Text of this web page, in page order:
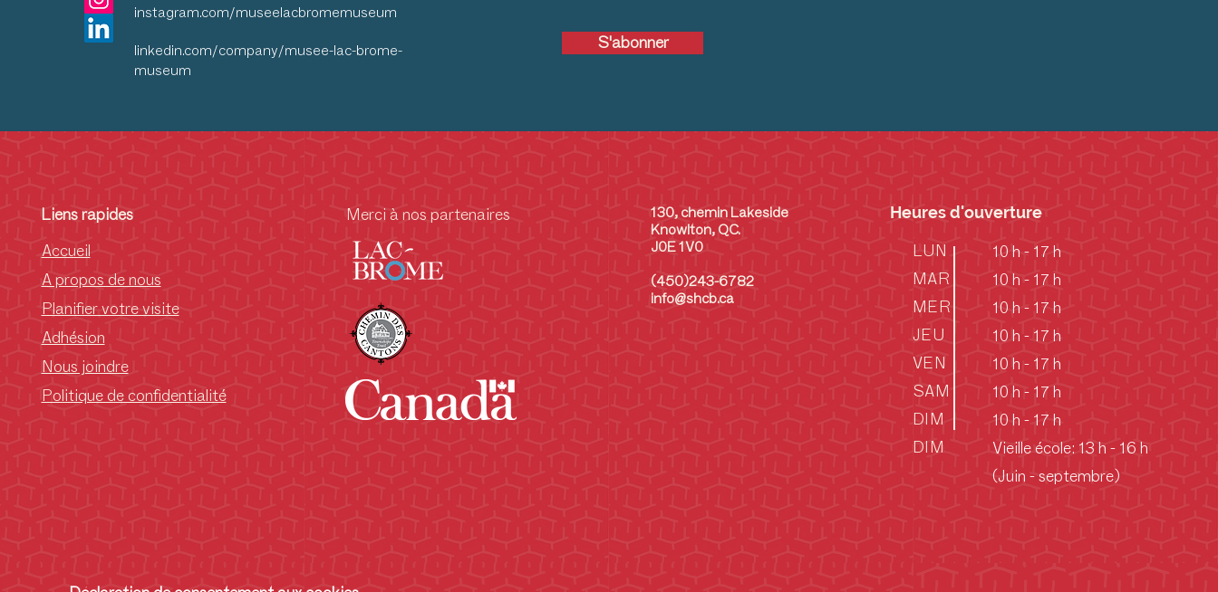
S'abonner
instagram.com/museelacbromemuseum
linkedin.com/company/musee-lac-brome-
museum
Liens rapides
Accueil
A propos de nous
Planifier votre visite
Adhésion
Nous joindre
Politique de confidentialité
Merci à nos partenaires
130, chemin Lakeside
Knowlton, QC.
J0E 1V0
(450)243-6782
info@shcb.ca
Heures d'ouverture
LUN
MAR
MER
JEU
VEN
SAM
DIM
DIM
10 h - 17 h
10 h - 17 h
10 h - 17 h
10 h - 17 h
10 h - 17 h
10 h - 17 h
10 h - 17 h
Vieille école: 13 h - 16 h
(Juin - septembre)